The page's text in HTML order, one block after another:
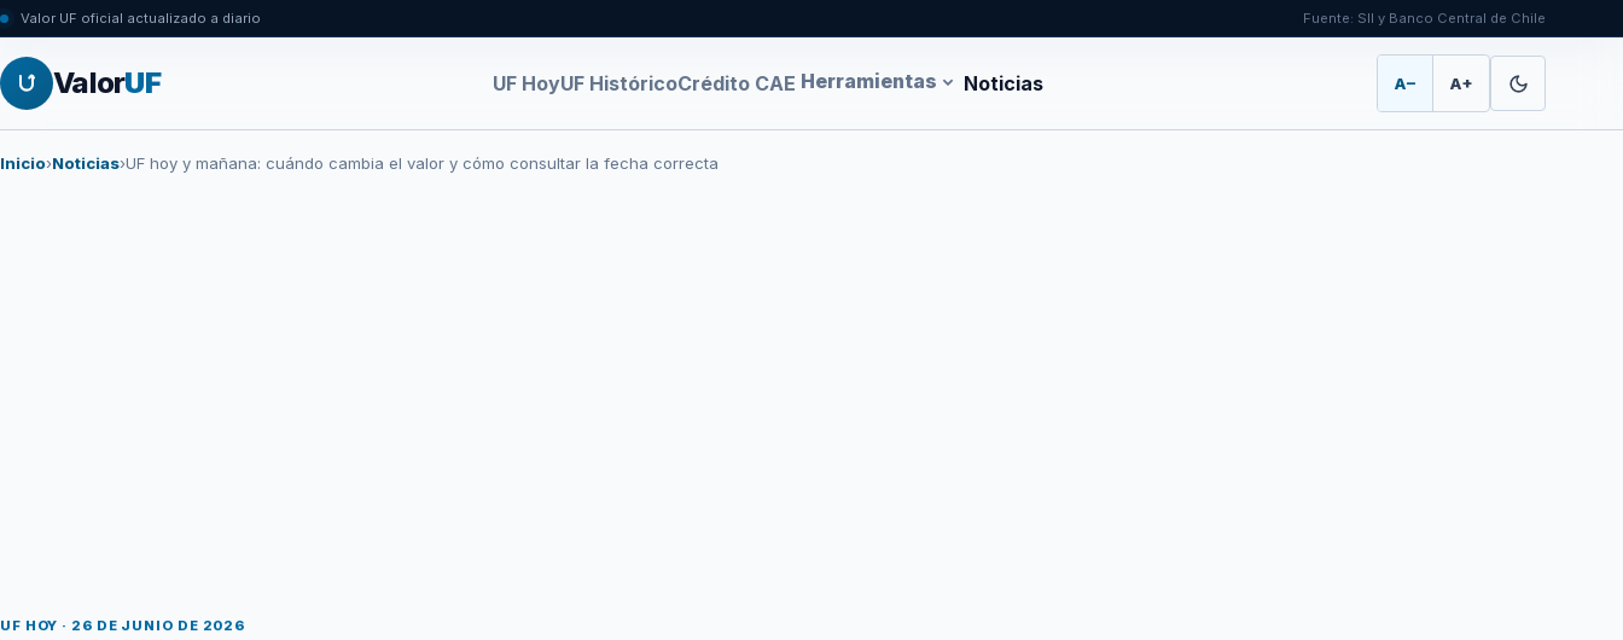
Valor UF oficial actualizado a diario Fuente: SII y Banco Central de Chile
ValorUF UF HoyUF HistóricoCrédito CAE Herramientas Noticias A− A+
Inicio›Noticias›UF hoy y mañana: cuándo cambia el valor y cómo consultar la fecha correcta
UF HOY · 26 DE JUNIO DE 2026